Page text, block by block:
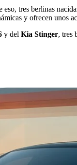
tres berlinas
y ofrecen unos
y del Kia Stinger, tres